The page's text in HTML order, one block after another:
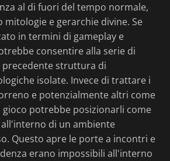
al di fuori del tempo normale,
mitologie e gerarchie divine. Se
in termini di gameplay e
consentire alla serie di
struttura di
isolate. Invece di trattare i
e potenzialmente altri come
gioco potrebbe posizionarli come
di un ambiente
Questo apre le porte a incontri e
erano impossibili all'interno